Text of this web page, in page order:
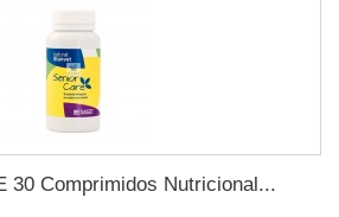
30 Comprimidos Nutricional...